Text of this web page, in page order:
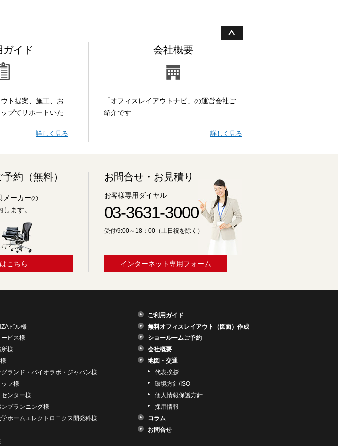
ガイド
ト提案、施工、お
プでサポートいた
詳しく見る
会社概要
「オフィスレイアウトナビ」の運営会社ご
紹介です
詳しく見る
約（無料）
メーカーの
ます。
こちら
お問合せ・お見積り
お客様専用ダイヤル
03-3631-3000
受付/9:00～18：00（土日祝を除く）
インターネット専用フォーム
ビル様
ービス様
様
ランド・バイオラボ・ジャパン様
フ様
ンター様
プランニング様
ホームエレクトロニクス開発科様
ご利用ガイド
無料オフィスレイアウト（図面）作成
ショールームご予約
会社概要
地図・交通
代表挨拶
環境方針/ISO
個人情報保護方針
採用情報
コラム
お問合せ